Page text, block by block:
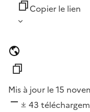
Copier le lien
Mis à jour le 15
43